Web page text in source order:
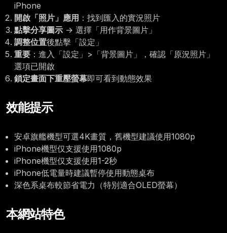
iPhone
開啟「照片」應用 ：找到匯入的實況照片
點擊分享圖示 → 選擇「用作背景圖片」
調整位置後點擊「設定」
重要 ：進入「設定」>「背景圖片」，確認「原況照片」
選項已開啟
鎖定畫面下重壓螢幕即可看到動態效果
效能提示
安卓旗艦機型可選4K畫質，舊機型建議使用1080p
iPhone機型仅支援使用1080p
iPhone機型仅支援使用1-2秒
iPhone低電量時建議暫停使用動態桌布
深色系桌布較節省電力（特別適合OLED螢幕）
本網站特色